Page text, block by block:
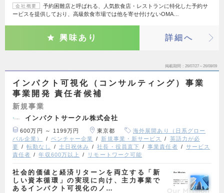
会社概要
予約困難店と呼ばれる、人気飲食店・レストランに特化した予約サ
ービスを提供しており、高級飲食市場では他を寄せ付けないOMA…
興味あり 詳細へ
掲載期間 26/07/27～26/08/09
インパクト可視化（コンサルティング）事業
事業開発 責任者候補
新規事業
インパクトサークル株式会社
600万円 ～ 1199万円 東京都
海外展開あり（日系グロー
バル企業）
ベンチャー企業 新規事業・新サービス
英語力が必
要
転勤なし 土日祝休み 社長・役員直下 事業責任者
サービス
責任者
年収600万以上 リモートワーク可能
社会的価値と経済リターンを両立する「新
しい資本循環」の実現に向け、主力事業で
あるインパクト可視化のノ…